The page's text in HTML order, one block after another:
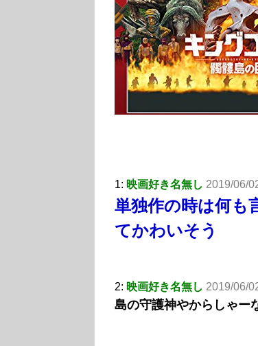
1: 映画好き名無し 2019/06/
単独作の時は何も
てかわいそう
2: 映画好き名無し 2019/06/
島の守護神やからしゃー